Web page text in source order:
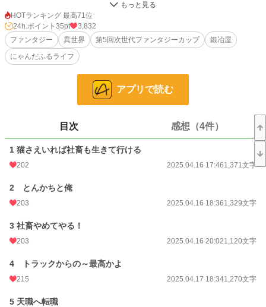
猫の体と魂を込めた武器は、最強の名をほしいままにし、大地を割り天を引き
裂く最強の武器なのだが。
「猫をぶっ叩いて武器にするだあ！？ そんなことできるわけねえだろ、帰れ
ッ」「ちょっとー！？」「武器に頼ってんじゃねえよ！」
吸っても体力が回復しなくなったのだ。下村は転職を決意した……。
猫のとんかちと一緒に暮らすにゃんと素敵なにゃんだふるにゃんスミス生活がこ
「でもとんかちと暮らすんだぁ～異世界最高～」
「アキラ、仕事してよ～」
猫のとんかちと一緒に暮らすにゃんと素敵なにゃんだふる異世界生活がここには
小説
ファンタジー 3,192 位 / 53,291 件
お気に入り
24h.ポイント 35 pt
文字数
更新日時 2025.05.30 23:20
HOTランキング 最高71位
24h.ポイント 35pt
3,832
ファンタジー
異世界 第5回次世代ファンタジーカップ
鍛冶屋
にゃんだふるライフ
アプリで読む
目次 感想（4件）
1 猫さえいれば社畜も生きて行ける
202 2025.04.16 17:461,371文字
2 とんかちと俺
203 2025.04.16 18:361,329文字
3 社畜やめてやる！
203 2025.04.16 20:021,120文字
4 トラックからの～最高かよ
215 2025.04.17 18:341,270文字
5 天職へ転職